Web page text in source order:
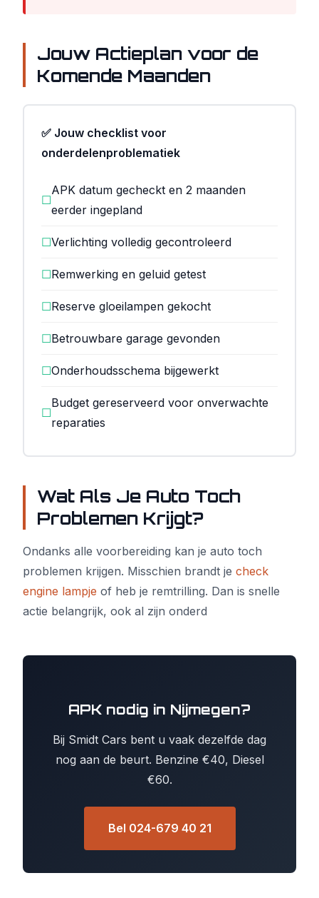
Jouw Actieplan voor de
Komende Maanden
✅ Jouw checklist voor
onderdelenproblematiek
☐
APK datum gecheckt en 2 maanden
eerder ingepland
☐Verlichting volledig gecontroleerd
☐Remwerking en geluid getest
☐Reserve gloeilampen gekocht
☐Betrouwbare garage gevonden
☐Onderhoudsschema bijgewerkt
☐
Budget gereserveerd voor onverwachte
reparaties
Wat Als Je Auto Toch
Problemen Krijgt?
Ondanks alle voorbereiding kan je auto toch
problemen krijgen. Misschien brandt je check
engine lampje of heb je remtrilling. Dan is snelle
actie belangrijk, ook al zijn onderd
APK nodig in Nijmegen?
Bij Smidt Cars bent u vaak dezelfde dag
nog aan de beurt. Benzine €40, Diesel
€60.
Bel 024-679 40 21